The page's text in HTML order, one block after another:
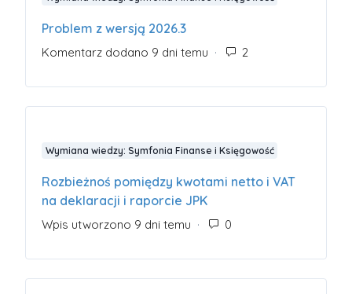
Problem z wersją 2026.3
Komentarz dodano 9 dni temu
Wymiana wiedzy: Symfonia Finanse i Księgowość
Rozbieżnoś pomiędzy kwotami netto i VAT
na deklaracji i raporcie JPK
Wpis utworzono 9 dni temu